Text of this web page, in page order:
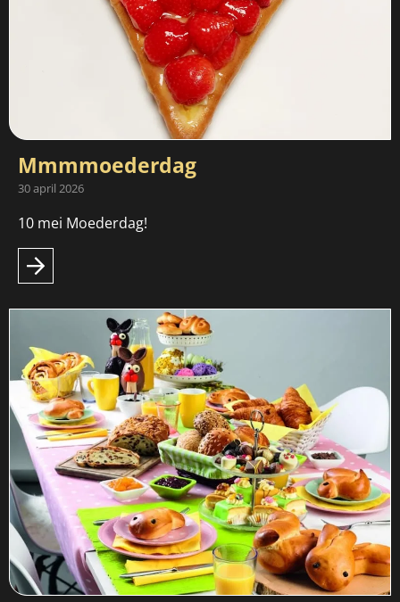
Mmmmoederdag
30 april 2026
10 mei Moederdag!